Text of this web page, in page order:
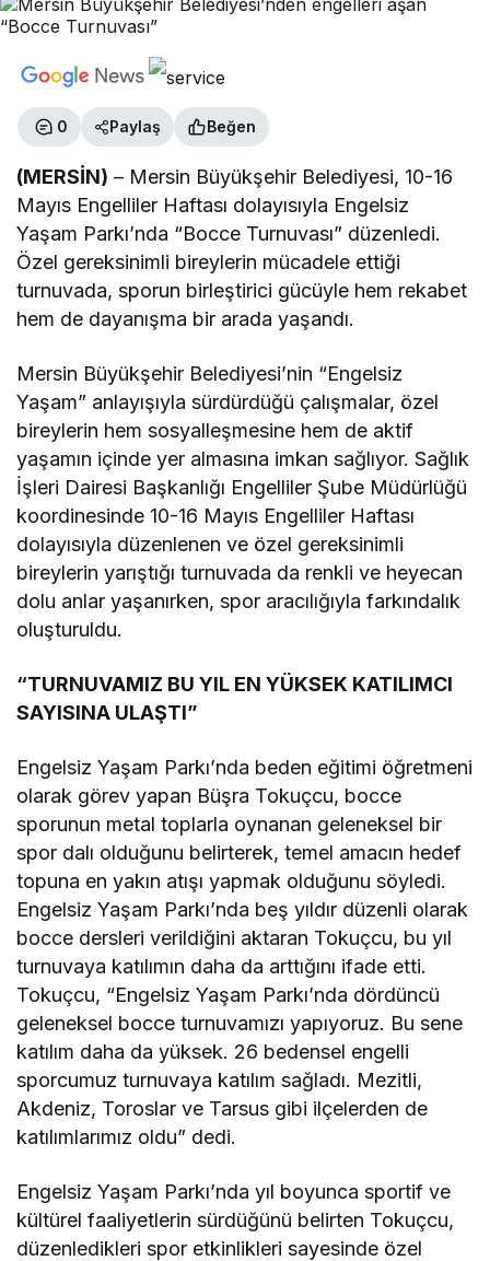
0 Paylaş Beğen
(MERSİN) – Mersin Büyükşehir Belediyesi, 10-16
Mayıs Engelliler Haftası dolayısıyla Engelsiz
Yaşam Parkı’nda “Bocce Turnuvası” düzenledi.
Özel gereksinimli bireylerin mücadele ettiği
turnuvada, sporun birleştirici gücüyle hem rekabet
hem de dayanışma bir arada yaşandı.
Mersin Büyükşehir Belediyesi’nin “Engelsiz
Yaşam” anlayışıyla sürdürdüğü çalışmalar, özel
bireylerin hem sosyalleşmesine hem de aktif
yaşamın içinde yer almasına imkan sağlıyor. Sağlık
İşleri Dairesi Başkanlığı Engelliler Şube Müdürlüğü
koordinesinde 10-16 Mayıs Engelliler Haftası
dolayısıyla düzenlenen ve özel gereksinimli
bireylerin yarıştığı turnuvada da renkli ve heyecan
dolu anlar yaşanırken, spor aracılığıyla farkındalık
oluşturuldu.
“TURNUVAMIZ BU YIL EN YÜKSEK KATILIMCI
SAYISINA ULAŞTI”
Engelsiz Yaşam Parkı’nda beden eğitimi öğretmeni
olarak görev yapan Büşra Tokuçcu, bocce
sporunun metal toplarla oynanan geleneksel bir
spor dalı olduğunu belirterek, temel amacın hedef
topuna en yakın atışı yapmak olduğunu söyledi.
Engelsiz Yaşam Parkı’nda beş yıldır düzenli olarak
bocce dersleri verildiğini aktaran Tokuçcu, bu yıl
turnuvaya katılımın daha da arttığını ifade etti.
Tokuçcu, “Engelsiz Yaşam Parkı’nda dördüncü
geleneksel bocce turnuvamızı yapıyoruz. Bu sene
katılım daha da yüksek. 26 bedensel engelli
sporcumuz turnuvaya katılım sağladı. Mezitli,
Akdeniz, Toroslar ve Tarsus gibi ilçelerden de
katılımlarımız oldu” dedi.
Engelsiz Yaşam Parkı’nda yıl boyunca sportif ve
kültürel faaliyetlerin sürdüğünü belirten Tokuçcu,
düzenledikleri spor etkinlikleri sayesinde özel